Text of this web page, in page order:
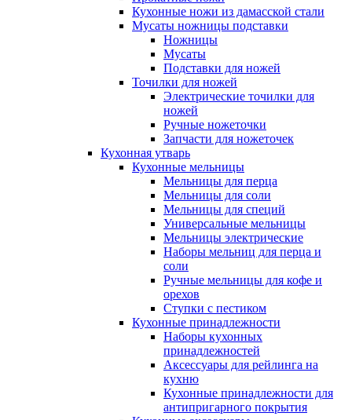
Кухонные ножи из дамасской стали
Мусаты ножницы подставки
Ножницы
Мусаты
Подставки для ножей
Точилки для ножей
Электрические точилки для
ножей
Ручные ножеточки
Запчасти для ножеточек
Кухонная утварь
Кухонные мельницы
Мельницы для перца
Мельницы для соли
Мельницы для специй
Универсальные мельницы
Мельницы электрические
Наборы мельниц для перца и
соли
Ручные мельницы для кофе и
орехов
Ступки с пестиком
Кухонные принадлежности
Наборы кухонных
принадлежностей
Аксессуары для рейлинга на
кухню
Кухонные принадлежности для
антипригарного покрытия